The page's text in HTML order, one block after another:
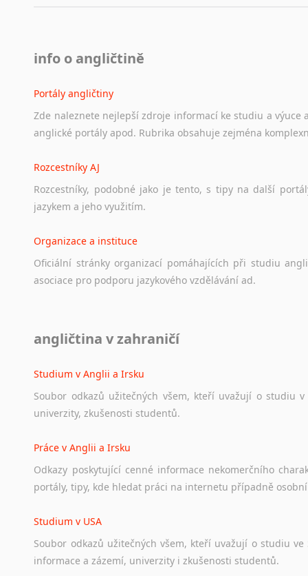
Makedonština
Malajština
Malgaština
Maltština
Maorština
Megrelština
Mongolština
Nepálština
Norština
Novořečtina
Pandžábština
Perština
Portugalština
Retorománština
Rumunština
Sanskrt
Sinhalština
Somálština
Sóština
Srbština
info o angličtině
Portály angličtiny
Zde naleznete nejlepší zdroje informací ke studiu a výuce
anglické portály apod. Rubrika obsahuje zejména
Rozcestníky AJ
Rozcestníky, podobné jako je tento, s tipy na další
jazykem a jeho využitím.
Organizace a instituce
Oficiální stránky organizací pomáhajících při studiu
asociace pro podporu jazykového vzdělávání ad.
Ať už se jedná o česká diskusní
angličtina v zahraničí
Studium v Anglii a Irsku
Soubor odkazů užitečných všem, kteří uvažují o studiu v
univerzity, zkušenosti studentů.
Práce v Anglii a Irsku
Odkazy poskytující cenné informace nekomerčního
portály, tipy, kde hledat práci na internetu případně osobní
Studium v USA
Soubor odkazů užitečných všem, kteří uvažují o studiu ve
informace a zázemí, univerzity i zkušenosti studentů.